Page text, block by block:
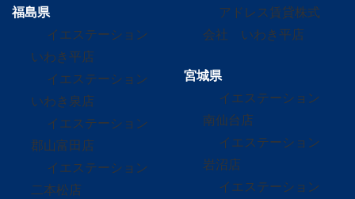
福島県
イエステーション
いわき平店
イエステーション
いわき泉店
イエステーション
郡山富田店
イエステーション
二本松店
アドレス賃貸株式
会社 いわき平店
宮城県
イエステーション
南仙台店
イエステーション
岩沼店
イエステーション